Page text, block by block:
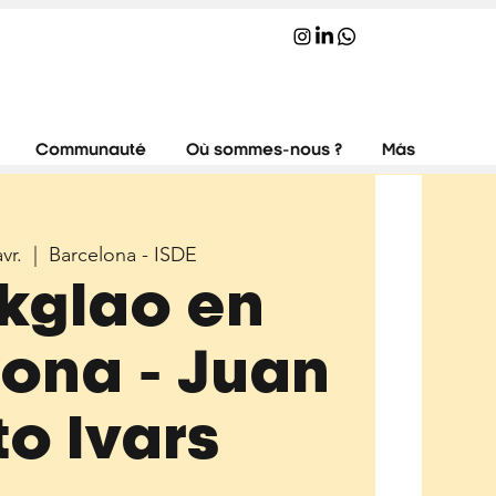
Communauté Où sommes-nous ? Más
Barcelona - ISDE
en
- Juan
Ivars